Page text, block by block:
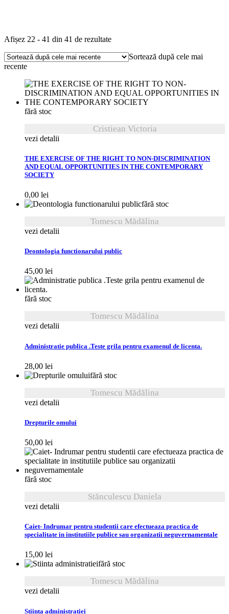
Afișez 22 - 41 din 41 de rezultateSortat
cele
Sortează după cele mai
recente
fără stoc
Cristiean Victoria
vezi detalii
THE EXERCISE OF THE RIGHT TO NON-DISCRIMINATION
AND EQUAL OPPORTUNITIES IN THE CONTEMPORARY
SOCIETY
0,00 lei
fără stoc
Tomescu Mădălina
vezi detalii
Deontologia functionarului public
45,00 lei
fără stoc
Tomescu Mădălina
vezi detalii
Administratie publica .Teste grila pentru examenul de licenta.
28,00 lei
fără stoc
Tomescu Mădălina
vezi detalii
Drepturile omului
50,00 lei
fără stoc
Stănculescu Daniela
vezi detalii
Caiet- Indrumar pentru studentii care efectueaza practica de
specialitate in institutiile publice sau organizatii neguvernamentale
15,00 lei
fără stoc
Tomescu Mădălina
vezi detalii
Stiinta administratiei